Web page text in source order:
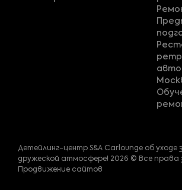
Детейлинг-центр S&A Carlounge об уходе
дружеской атмосфере! 2026 © Все
Продвижение сайтов